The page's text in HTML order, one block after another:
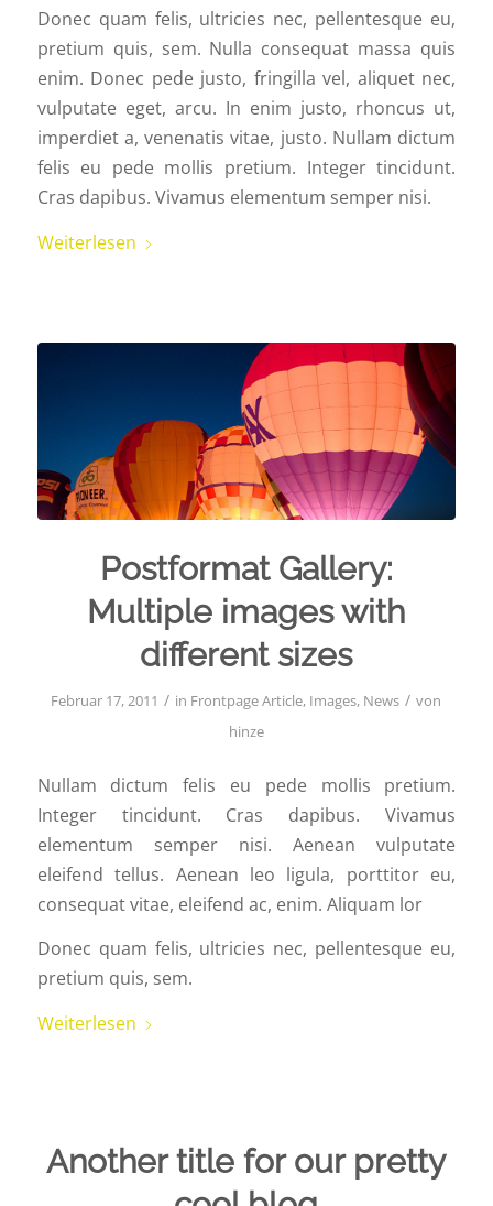
Donec quam felis, ultricies nec, pellentesque eu,
pretium quis, sem. Nulla consequat massa quis
enim. Donec pede justo, fringilla vel, aliquet nec,
vulputate eget, arcu. In enim justo, rhoncus ut,
imperdiet a, venenatis vitae, justo. Nullam dictum
felis eu pede mollis pretium. Integer tincidunt.
Cras dapibus. Vivamus elementum semper nisi.
Weiterlesen
Postformat Gallery:
Multiple images with
different sizes
Februar 17, 2011 / in Frontpage Article, Images, News / von
hinze
Nullam dictum felis eu pede mollis pretium.
Integer tincidunt. Cras dapibus. Vivamus
elementum semper nisi. Aenean vulputate
eleifend tellus. Aenean leo ligula, porttitor eu,
consequat vitae, eleifend ac, enim. Aliquam lor
Donec quam felis, ultricies nec, pellentesque eu,
pretium quis, sem.
Weiterlesen
Another title for our pretty